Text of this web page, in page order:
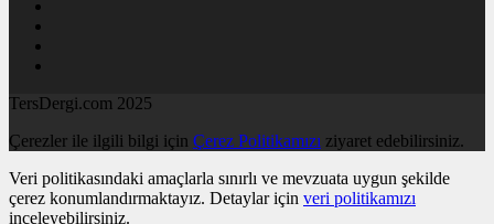
TersDergi.com 2025
Çerezler ile ilgili bilgi için Çerez Politikamızı ziyaret edebilirsiniz.
Veri politikasındaki amaçlarla sınırlı ve mevzuata uygun şekilde
çerez konumlandırmaktayız. Detaylar için veri politikamızı
inceleyebilirsiniz.